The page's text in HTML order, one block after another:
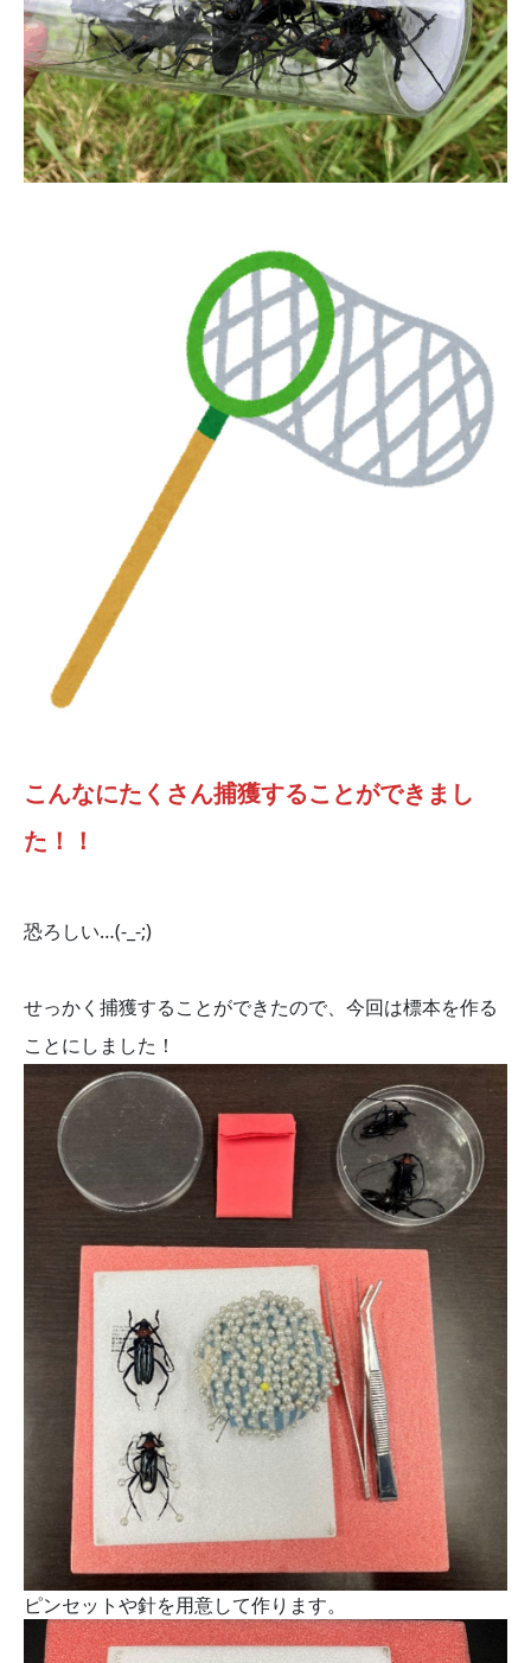
こんなにたくさん捕獲することができまし
た！！
恐ろしい…(-_-;)
せっかく捕獲することができたので、今回は標本を作る
ことにしました！
ピンセットや針を用意して作ります。